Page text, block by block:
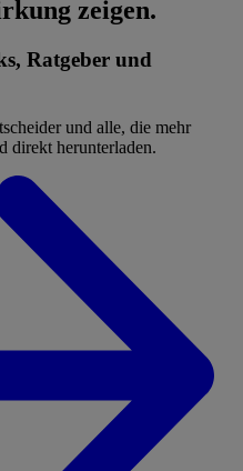
zeigen.
Ratgeber und
und alle, die mehr
direkt herunterladen.